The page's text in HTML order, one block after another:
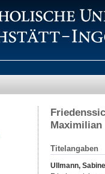
Maximilian
Titelangaben
Ullmann, Sabine